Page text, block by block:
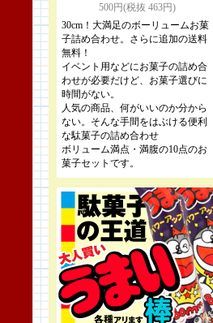
500円(税抜 463円)
30cm！大満足のボーリュームお菓
子詰め合わせ。さらに追加の送料
無料！
イベント用などにお菓子の詰め合
わせが必要だけど、お菓子選びに
時間がない。
人気の商品、何がいいのか分から
ない。そんな手間をはぶける便利
な駄菓子の詰め合わせ
ボリューム満点・満腹の10点のお
菓子セットです。